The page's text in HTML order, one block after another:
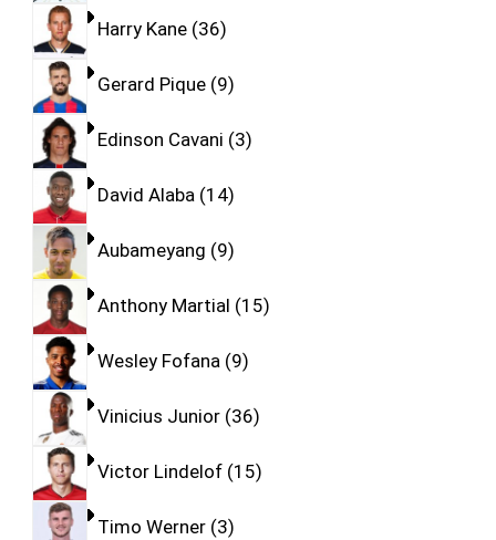
Harry Kane 36
Gerard Pique 9
Edinson Cavani 3
David Alaba 14
Aubameyang 9
Anthony Martial 15
Wesley Fofana 9
Vinicius Junior 36
Victor Lindelof 15
Timo Werner 3